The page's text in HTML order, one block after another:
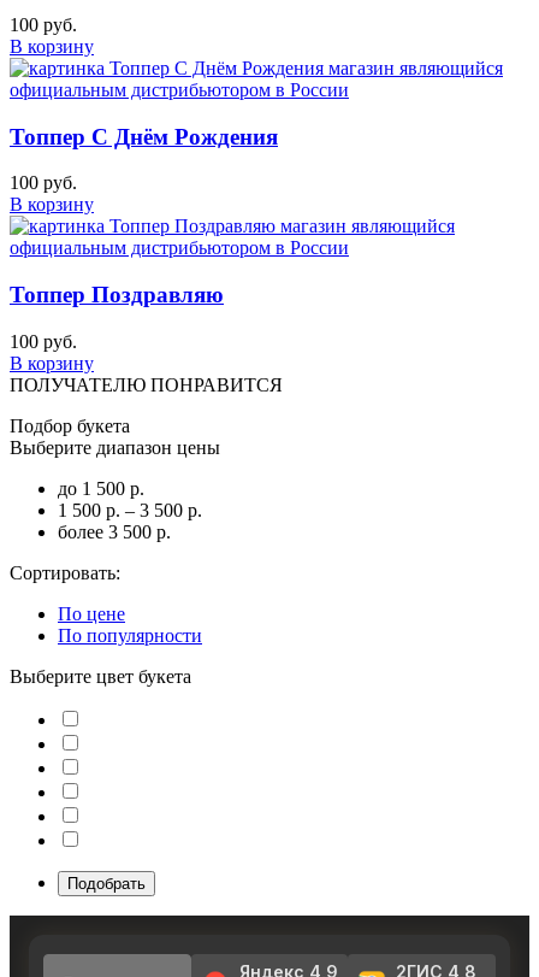
100 руб.
В корзину
Топпер С Днём Рождения
100 руб.
В корзину
Топпер Поздравляю
100 руб.
В корзину
ПОЛУЧАТЕЛЮ ПОНРАВИТСЯ
Подбор букета
Выберите диапазон цены
до 1 500 р.
1 500 р. – 3 500 р.
более 3 500 р.
Сортировать:
По цене
По популярности
Выберите цвет букета
Подобрать